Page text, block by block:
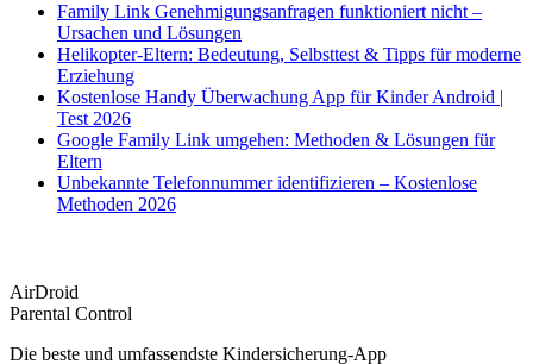
Family Link Genehmigungsanfragen funktioniert nicht –
Ursachen und Lösungen
Helikopter-Eltern: Bedeutung, Selbsttest & Tipps für moderne
Erziehung
Kostenlose Handy Überwachung App für Kinder Android |
Test 2026
Google Family Link umgehen: Methoden & Lösungen für
Eltern
Unbekannte Telefonnummer identifizieren – Kostenlose
Methoden 2026
AirDroid
Parental Control
Die beste und umfassendste Kindersicherung-App